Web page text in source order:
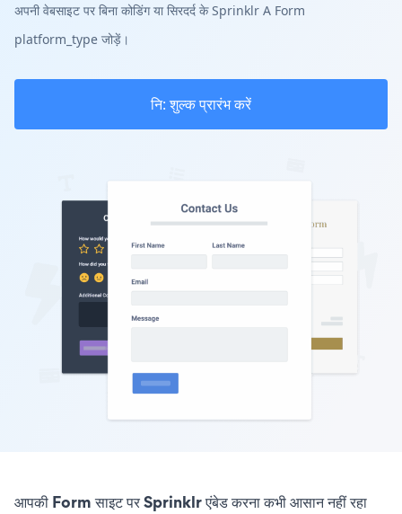
अपनी वेबसाइट पर बिना कोडिंग या सिरदर्द के Sprinklr A Form
platform_type जोड़ें।
नि: शुल्क प्रारंभ करें
आपकी Form साइट पर Sprinklr एंबेड करना कभी आसान नहीं रहा